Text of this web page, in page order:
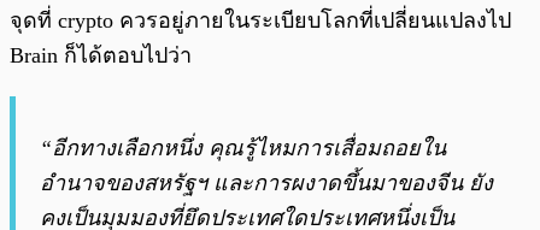
จุดที่ crypto ควรอยู่ภายในระเบียบโลกที่เปลี่ยนแปลงไป
Brain ก็ได้ตอบไปว่า
“อีกทางเลือกหนึ่ง คุณรู้ไหมการเสื่อมถอยใน
อำนาจของสหรัฐฯ และการผงาดขึ้นมาของจีน ยัง
คงเป็นมุมมองที่ยึดประเทศใดประเทศหนึ่งเป็น